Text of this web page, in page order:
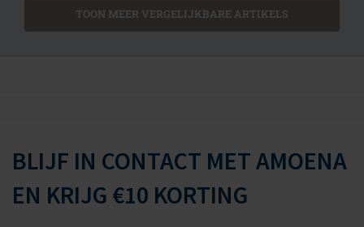
TOON MEER VERGELIJKBARE ARTIKELS
BLIJF IN CONTACT MET AMOENA
EN KRIJG €10 KORTING